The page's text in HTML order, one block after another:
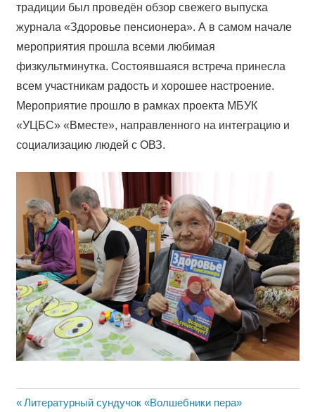
традиции был проведён обзор свежего выпуска
журнала «Здоровье пенсионера». А в самом начале
мероприятия прошла всеми любимая
физкультминутка. Состоявшаяся встреча принесла
всем участникам радость и хорошее настроение.
Мероприятие прошло в рамках проекта МБУК
«УЦБС» «Вместе», направленного на интеграцию и
социализацию людей с ОВЗ.
Навигация
Предыдущая
Литературный сундучок «Волшебники пера»